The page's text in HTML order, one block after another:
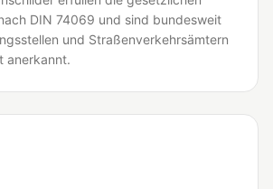
DIN 74069 und sind bundesweit
und Straßenverkehrsämtern
anerkannt.